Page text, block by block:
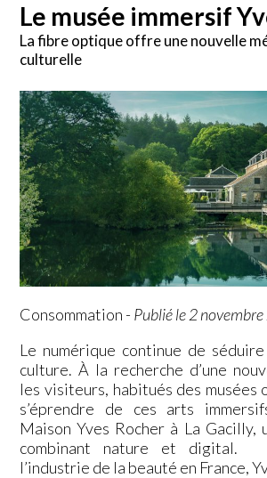
Le musée immersif
La fibre optique offre une nouvelle
culturelle
Consommation - Publié le 2
Le numérique continue de
culture. À la recherche d’une
les visiteurs, habitués des musées
s’éprendre de ces arts
Maison Yves Rocher à La Gacilly,
combinant nature et digital.
l’industrie de la beauté en France,